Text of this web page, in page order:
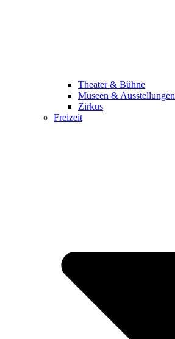
Theater & Bühne
Museen & Ausstellungen
Zirkus
Freizeit